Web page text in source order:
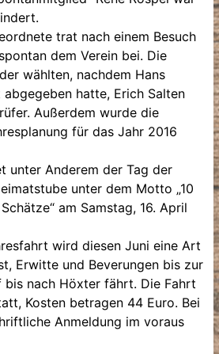
trat nach einem Besuch
dem Verein bei. Die
wählten, nachdem Hans
abgegeben hatte, Erich Salten
Außerdem wurde die
für das Jahr 2016
unter Anderem der Tag der
unter dem Motto „10
am Samstag, 16. April
wird diesen Juni eine Art
Erwitte und Beverungen bis zur
bis nach Höxter fährt. Die Fahrt
Kosten betragen 44 Euro. Bei
Anmeldung im voraus